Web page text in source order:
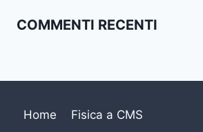
COMMENTI RECENTI
Home
Fisica a CMS